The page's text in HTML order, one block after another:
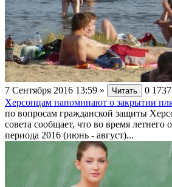
7 Сентября 2016 13:59 » Читать 0 1737
Херсонцам напоминают о закрытии
по вопросам гражданской защиты
совета сообщает, что во время летнего
периода 2016 (июнь - август)...